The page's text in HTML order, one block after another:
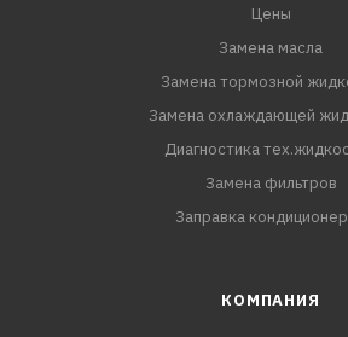
Цены
Замена масла
Замена тормозной
Замена охлаждающей
Диагностика
Замена фильтров
Заправка
КОМПАНИЯ